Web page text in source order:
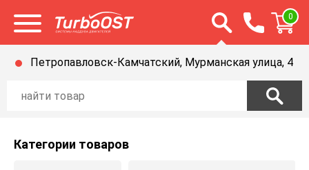
Открыть меню Открыть строку
0
Петропавловск-Камчатский, Мурманская улица, 4
Категории товаров